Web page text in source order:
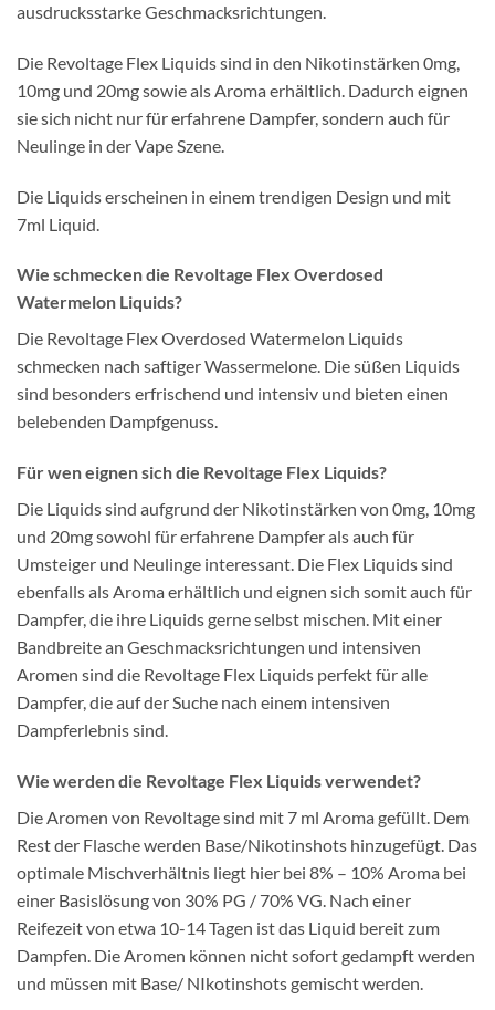
ausdrucksstarke Geschmacksrichtungen.
Die Revoltage Flex Liquids sind in den Nikotinstärken 0mg,
10mg und 20mg sowie als Aroma erhältlich. Dadurch eignen
sie sich nicht nur für erfahrene Dampfer, sondern auch für
Neulinge in der Vape Szene.
Die Liquids erscheinen in einem trendigen Design und mit
7ml Liquid.
Wie schmecken die Revoltage Flex Overdosed
Watermelon Liquids?
Die Revoltage Flex Overdosed Watermelon Liquids
schmecken nach saftiger Wassermelone. Die süßen Liquids
sind besonders erfrischend und intensiv und bieten einen
belebenden Dampfgenuss.
Für wen eignen sich die Revoltage Flex Liquids?
Die Liquids sind aufgrund der Nikotinstärken von 0mg, 10mg
und 20mg sowohl für erfahrene Dampfer als auch für
Umsteiger und Neulinge interessant. Die Flex Liquids sind
ebenfalls als Aroma erhältlich und eignen sich somit auch für
Dampfer, die ihre Liquids gerne selbst mischen. Mit einer
Bandbreite an Geschmacksrichtungen und intensiven
Aromen sind die Revoltage Flex Liquids perfekt für alle
Dampfer, die auf der Suche nach einem intensiven
Dampferlebnis sind.
Wie werden die Revoltage Flex Liquids verwendet?
Die Aromen von Revoltage sind mit 7 ml Aroma gefüllt. Dem
Rest der Flasche werden Base/Nikotinshots hinzugefügt. Das
optimale Mischverhältnis liegt hier bei 8% – 10% Aroma bei
einer Basislösung von 30% PG / 70% VG. Nach einer
Reifezeit von etwa 10-14 Tagen ist das Liquid bereit zum
Dampfen. Die Aromen können nicht sofort gedampft werden
und müssen mit Base/ NIkotinshots gemischt werden.